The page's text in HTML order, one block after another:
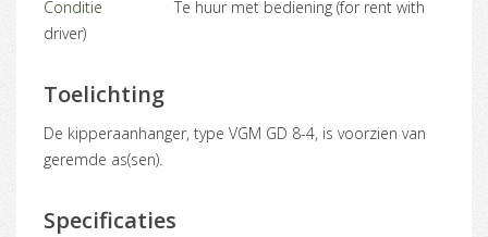
Conditie
Te huur met bediening (for rent with
driver)
Toelichting
De kipperaanhanger, type VGM GD 8-4, is voorzien van
geremde as(sen).
Specificaties